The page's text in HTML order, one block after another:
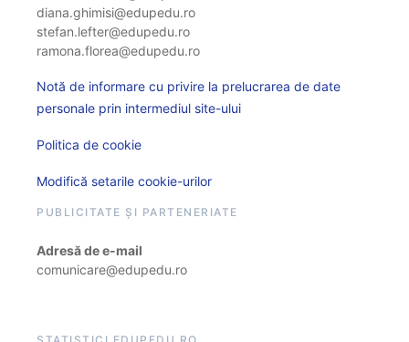
diana.ghimisi@edupedu.ro
stefan.lefter@edupedu.ro
ramona.florea@edupedu.ro
Notă de informare cu privire la prelucrarea de date
personale prin intermediul site-ului
Politica de cookie
Modifică setarile cookie-urilor
PUBLICITATE ȘI PARTENERIATE
Adresă de e-mail
comunicare@edupedu.ro